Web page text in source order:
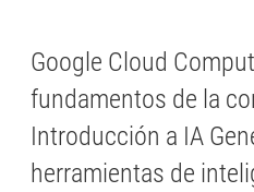
Google Cloud
fundamentos de la
Introducción a IA
herramientas de